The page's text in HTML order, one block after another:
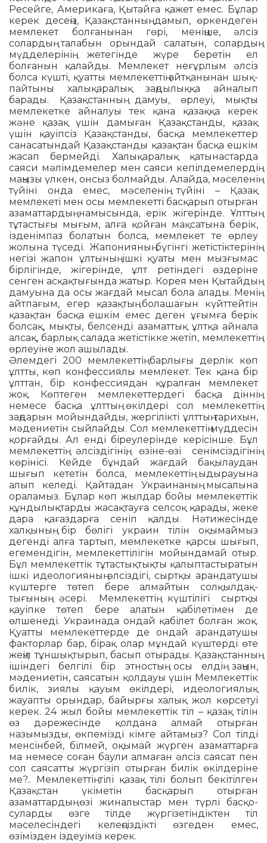
Ресейге, Америкаға, Қытайға қажет емес. Бұлар
керек десеңіз, Қазақстанның дамып, өркендеген
мемлекет болғанынан гөрі, меніңше, әлсіз
солардың талабын орындай салатын, солардың
мүд­де­лерінің жетегінде жүре беретін ел
болғанын қалайды. Мемлекет неғұрлым әлсіз
болса күшті, қуатты мемлекеттің айтқанынан шық­
пайтыны халықаралық заңдылыққа айналып
барады. Қазақстан­ның дамуы, өрлеуі, мықты
мемлекетке айналуы тек қана қазаққа кер­ек
және қазақ үшін дамыған Қазақстанды, қазақ
үшін қауіпсіз Қазақ­станды, басқа мемлекеттер
санасатындай Қазақстанды қазақтан басқа ешкім
жасап бермейді. Халықаралық қатынастарда
саяси мәлімдемелер мен саяси кепілдемелердің
маңызы үлкен, онсыз болмайды. Алайда, мәселенің
түйіні онда емес, мәселенің түйіні – Қазақ
мемлекеті мен осы мемлекетті басқарып отырған
азаматтардың намысында, ерік жігерінде. Ұлттың
тұтастығы мығым, алға қойған мақсатына берік,
ізденімпаз болатын болса, мемлекет те өрлеу
жолына түседі. Жапонияның бүгінгі жетістіктерінің
негізі жапон ұлтының ішкі қуаты мен мызғымас
бірлігінде, жігерінде, ұлт ретіндегі өздеріне
сенген асқақтығында жатыр. Корея мен Қытайдың
дамуына да осы жағдай мысал бола алады. Менің
айтпағым, егер қазақтың болашағын күйттейтін
қазақтан басқа ешкім емес деген ұғымға берік
болсақ, мықты, белсенді азаматтық ұлтқа айнала
алсақ, барлық салада жетістікке жетіп, мемлекеттің
өрлеуіне жол ашылады.
Әлемдегі 200 мемлекеттің барлығы дерлік көп
ұлтты, көп конфессиялы мемлекет. Тек қана бір
ұлттан, бір конфессиядан құралған мемлекет
жоқ. Көптеген мемлекеттердегі басқа діннің
немесе басқа ұлттың өкілдері сол мемлекеттің
заңдарын мойындайды, жергілікті ұлттың тарихын,
мәдениетін сыйлайды. Сол мемлекеттің мүддесін
қорғайды. Ал енді біреулерінде керісінше. Бұл
мемлекеттің әлсіздігінің, өзіне-өзі сенімсіздігінің
көрінісі. Кейде бұндай жағдай бақылаудан
шығып кететін болса, мемлекеттің ыдырауына
алып келеді. Қайтадан Украинаның мысалына
ораламыз. Бұлар көп жылдар бойы мемлекеттік
құндылықтарды жасақтауға селсоқ қарады, жеке
дара қағаздарға сеніп қалды. Нәтижесінде
халқының бір бөлігі украин тілін оқымаймыз
дегенді алға тартып, мемлекетке қарсы шы­ғып,
егемендігін, мемлекеттілігін мойындамай отыр.
Бұл мем­лекеттік тұ­тас­тықтықты қалыптастыратын
ішкі идеологияның әл­сіз­дігі, сыртқы арандатушы
күштерге төтеп бере алмайтын сол­қыл­дақ­
тығының әсері. Мемлекеттің күштілігі сыртқы
қауіпке төтеп бере алатын қабілетімен де
өлшенеді. Украинада ондай қабілет болған жоқ.
Қуатты мемлекеттерде де ондай арандатушы
факторлар бар, бірақ олар мұндай күштерді өте
жеңіл тұншықтырып, басып отырады. Қазақстанның
ішіндегі белгілі бір этностың осы елдің заңын,
мәдениетін, саясатын қолдауы үшін Мемлекеттік
билік, зиялы қауым өкілдері, идеологиялық
жауапты орындар, байырғы халық жол көрсетуі
керек. 24 жыл бойы мемлекеттік тіл – қазақ тілін
өз дәрежесінде қолдана алмай отырған
назымызды, өкпемізді кімге айтамыз? Сол тілді
менсінбей, білмей, оқымай жүрген азаматтарға
ма немесе соған баули алмаған әлсіз саясат пен
сол саясатты жүргізіп отырған билік өкілдеріне
ме?.. Мемлекеттің тілі қазақ тілі болып бекітілген
Қазақстан үкіметін басқарып отырған
азаматтардың өзі жиналыстар мен түрлі басқо­
сулар­ды өзге тілде жүргізетіндіктен тіл
мәселесіндегі келеңсіздікті өзге­ден емес,
өзімізден іздеуіміз керек.